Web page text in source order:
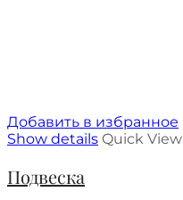
Добавить в избранное
Show details Quick View
Подвеска